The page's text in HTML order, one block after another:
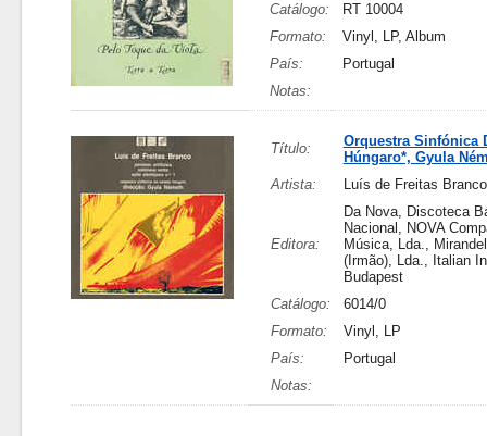
Catálogo:
RT 10004
Formato:
Vinyl, LP, Album
País:
Portugal
Notas:
Título:
Orquestra Sinfónica
Húngaro*, Gyula
Artista:
Luís de Freitas Branco
Editora:
Da Nova, Discoteca
Nacional, NOVA
Música, Lda.,
(Irmão), Lda., Italian
Budapest
Catálogo:
6014/0
Formato:
Vinyl, LP
País:
Portugal
Notas: